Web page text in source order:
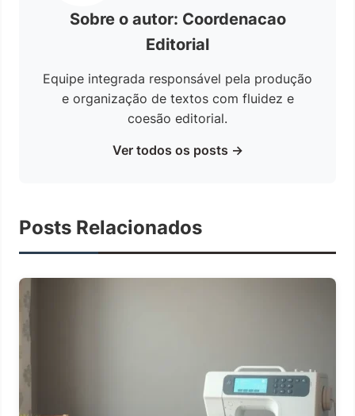
Sobre o autor: Coordenacao
Editorial
Equipe integrada responsável pela produção
e organização de textos com fluidez e
coesão editorial.
Ver todos os posts →
Posts Relacionados